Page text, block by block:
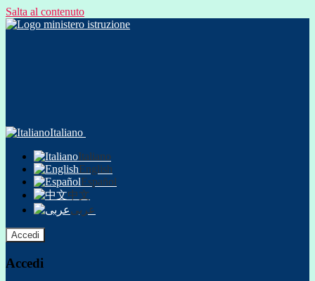
Salta al contenuto
Italiano
Italiano
English
Español
中文
عربى
Accedi
Accedi